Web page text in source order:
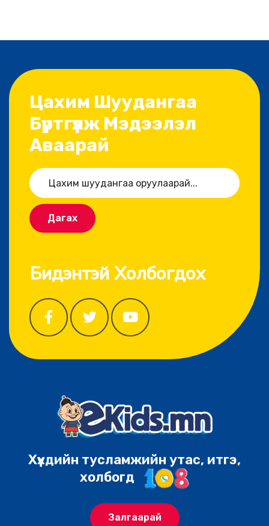
Цахим Шуудангаа
Бүртгүүлж Мэдээлэл
Аваарай
Дагах
Бидэнтэй Холбогдох
Хүүхдийн тусламжийн утас, итгэ,
холбогд
Залгаарай